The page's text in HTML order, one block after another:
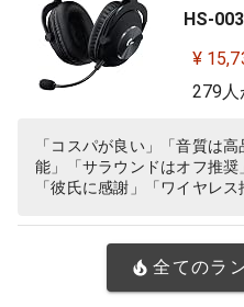
HS-
Dolby
mm
5 PS4
規品
¥
279人
「コスパが良い」「音質は
能」「サラウンドはオフ推奨
「彼氏に感謝」「ワイヤレ
全てのラ